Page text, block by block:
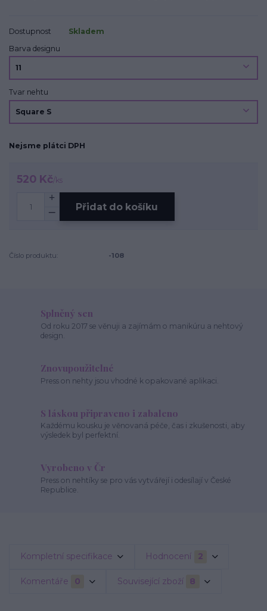
Dostupnost
Skladem
Barva designu
Tvar nehtu
Nejsme plátci DPH
520 Kč/ks
Přidat do košíku
Číslo produktu: -108
Splněný sen
Od roku 2017 se věnuji a zajímám o manikúru a nehtový
design.
Znovupoužitelné
Press on nehty jsou vhodné k opakované aplikaci.
S láskou připraveno i zabaleno
Každému kousku je věnovaná péče, čas i zkušenosti, aby
výsledek byl perfektní.
Vyrobeno v Čr
Press on nehtíky se pro vás vytvářejí i odesílají v České
Republice.
Kompletní specifikace Hodnocení 2
Komentáře 0 Související zboží 8